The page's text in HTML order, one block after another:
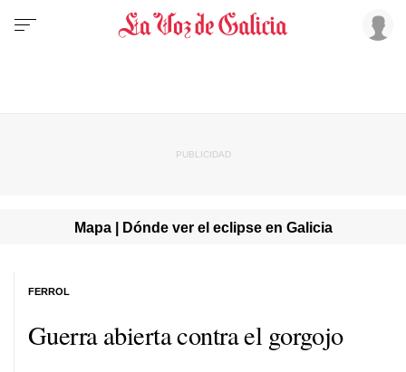
Mapa | Dónde ver el eclipse en Galicia
Guerra abierta contra el gorgojo
FERROL